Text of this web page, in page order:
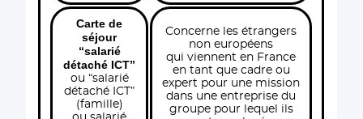
Carte de
séjour
“salarié
détaché ICT”
ou “salarié
détaché ICT”
(famille)
Concerne les étrangers
non européens
qui viennent en France
en tant que cadre ou
expert pour une mission
dans une entreprise du
groupe pour lequel ils